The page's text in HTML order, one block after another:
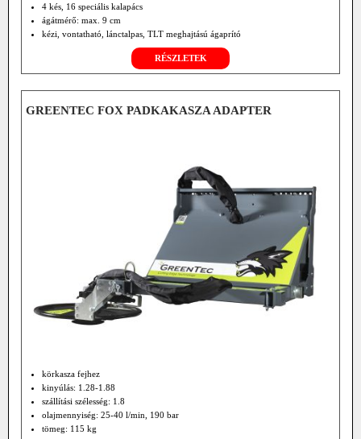
4 kés, 16 speciális kalapács
ágátmérő: max. 9 cm
kézi, vontatható, lánctalpas, TLT meghajtású ágaprító
RÉSZLETEK
GREENTEC FOX PADKAKASZA ADAPTER
körkasza fejhez
kinyúlás: 1.28-1.88
szállítási szélesség: 1.8
olajmennyiség: 25-40 l/min, 190 bar
tömeg: 115 kg